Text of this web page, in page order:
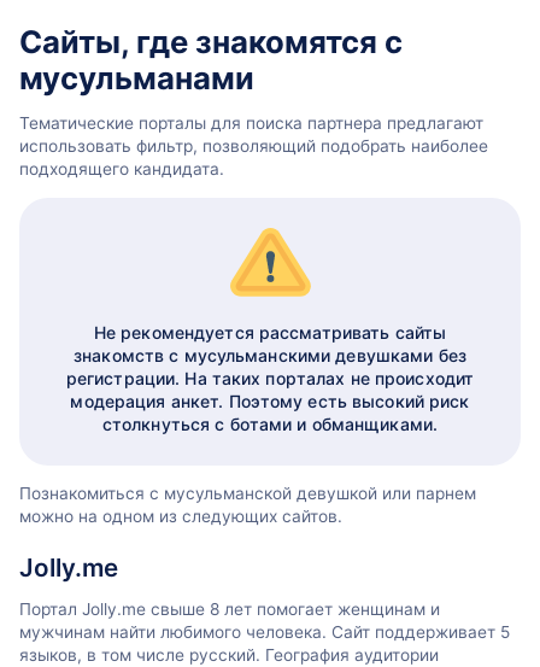
Сайты, где знакомятся с
мусульманами
Тематические порталы для поиска партнера предлагают
использовать фильтр, позволяющий подобрать наиболее
подходящего кандидата.
Не рекомендуется рассматривать сайты
знакомств с мусульманскими девушками без
регистрации. На таких порталах не происходит
модерация анкет. Поэтому есть высокий риск
столкнуться с ботами и обманщиками.
Познакомиться с мусульманской девушкой или парнем
можно на одном из следующих сайтов.
Jolly.me
Портал Jolly.me свыше 8 лет помогает женщинам и
мужчинам найти любимого человека. Сайт поддерживает 5
языков, в том числе русский. География аудитории